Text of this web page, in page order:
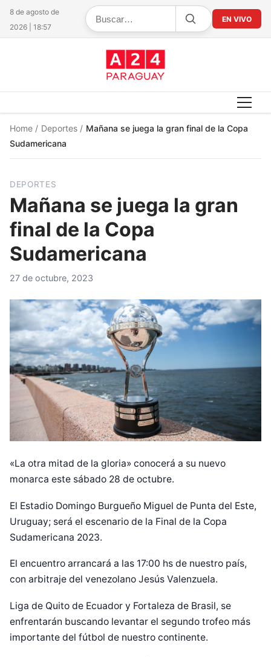
8 de agosto de
2026 | 18:57
EN VIVO
Home / Deportes / Mañana se juega la gran final de la Copa
Sudamericana
DEPORTES
Mañana se juega la gran
final de la Copa
Sudamericana
27 de octubre, 2023
«La otra mitad de la gloria» conocerá a su nuevo
monarca este sábado 28 de octubre.
El Estadio Domingo Burgueño Miguel de Punta del Este,
Uruguay; será el escenario de la Final de la Copa
Sudamericana 2023.
El encuentro arrancará a las 17:00 hs de nuestro país,
con arbitraje del venezolano Jesús Valenzuela.
Liga de Quito de Ecuador y Fortaleza de Brasil, se
enfrentarán buscando levantar el segundo trofeo más
importante del fútbol de nuestro continente.